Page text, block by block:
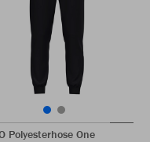
Polyesterhose One